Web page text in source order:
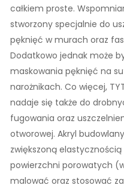
całkiem proste.
stworzony specjalnie do
pęknięć w murach oraz
Dodatkowo jednak może
maskowania pęknięć na
narożnikach. Co więcej,
nadaje się także do
fugowania oraz
otworowej. Akryl
zwiększoną
powierzchni porowatych
malować oraz stosować